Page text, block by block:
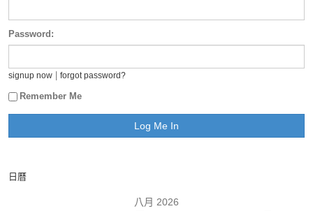
Password:
signup now forgot password?
Remember Me
日曆
八月 2026